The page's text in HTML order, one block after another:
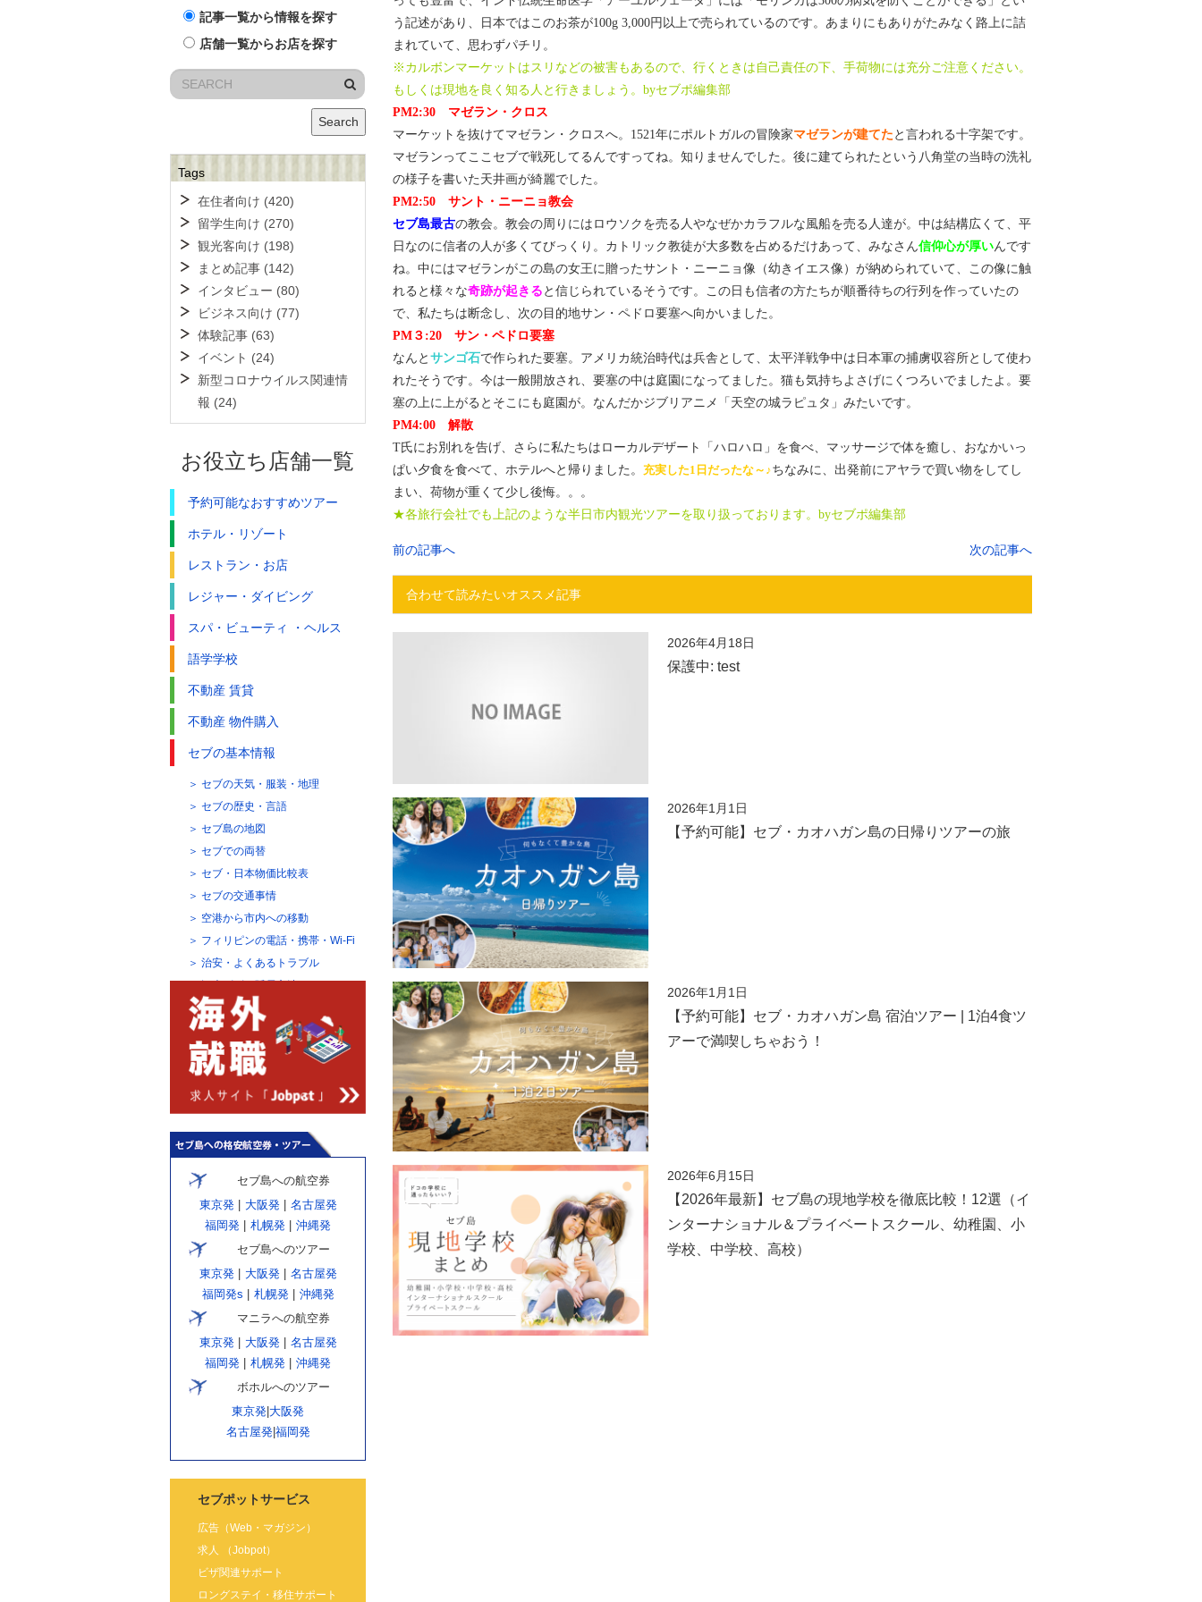
う記述があり、日本ではこのお茶が100g 3,000円以上で売られているのです。あまりにもありがたみなく路上に詰
まれていて、思わずパチリ。
※カルボンマーケットはスリなどの被害もあるので、行くときは自己責任の下、手荷物には充分ご注意ください。
もしくは現地を良く知る人と行きましょう。byセブポ編集部
PM2:30 マゼラン・クロス
マーケットを抜けてマゼラン・クロスへ。1521年にポルトガルの冒険家マゼランが建てた と言われる十字架です。
マゼランってここセブで戦死してるんですってね。知りませんでした。後に建てられたという八角堂の当時の洗礼
の様子を書いた天井画が綺麗でした。
PM2:50 サント・ニーニョ教会
セブ島最古の教会。教会の周りにはロウソクを売る人やなぜかカラフルな風船を売る人達が。中は結構広くて、平
日なのに信者の人が多くてびっくり。カトリック教徒が大多数を占めるだけあって、みなさん信仰心が厚いんです
ね。中にはマゼランがこの島の女王に贈ったサント・ニーニョ像（幼きイエス像）が納められていて、この像に触
れると様々な奇跡が起きる と信じられているそうです。この日も信者の方たちが順番待ちの行列を作っていたの
で、私たちは断念し、次の目的地サン・ペドロ要塞へ向かいました。
PM３:20 サン・ペドロ要塞
なんと サンゴ石で作られた要塞。アメリカ統治時代は兵舎として、太平洋戦争中は日本軍の捕虜収容所として使わ
れたそうです。今は一般開放され、要塞の中は庭園になってました。猫も気持ちよさげにくつろいでましたよ。要
塞の上に上がるとそこにも庭園が。なんだかジブリアニメ「天空の城ラピュタ」みたいです。
PM4:00 解散
T氏にお別れを告げ、さらに私たちはローカルデザート「ハロハロ」を食べ、マッサージで体を癒し、おなかいっ
ぱい夕食を食べて、ホテルへと帰りました。 充実した1日だったな～♪ちなみに、出発前にアヤラで買い物をしてし
まい、荷物が重くて少し後悔。。。
★各旅行会社でも上記のような半日市内観光ツアーを取り扱っております。byセブポ編集部
前の記事へ 次の記事へ
合わせて読みたいオススメ記事
2026年4月18日
保護中: test
2026年1月1日
【予約可能】セブ・カオハガン島の日帰りツアーの旅
2026年1月1日
【予約可能】セブ・カオハガン島 宿泊ツアー | 1泊4食ツ
アーで満喫しちゃおう！
2026年6月15日
【2026年最新】セブ島の現地学校を徹底比較！12選（イ
ンターナショナル＆プライベートスクール、幼稚園、小
学校、中学校、高校）
記事一覧から情報を探す
店舗一覧からお店を探す
Search
Tags
在住者向け (420)
留学生向け (270)
観光客向け (198)
まとめ記事 (142)
インタビュー (80)
ビジネス向け (77)
体験記事 (63)
イベント (24)
新型コロナウイルス関連情
報 (24)
お役立ち店舗一覧
予約可能なおすすめツアー
ホテル・リゾート
レストラン・お店
レジャー・ダイビング
スパ・ビューティ ・ヘルス
語学学校
不動産 賃貸
不動産 物件購入
セブの基本情報
セブの天気・服装・地理
セブの歴史・言語
セブ島の地図
セブでの両替
セブ・日本物価比較表
セブの交通事情
空港から市内への移動
フィリピンの電話・携帯・Wi-Fi
治安・よくあるトラブル
観光ビザの延長方法
セブ島への航空券
東京発| 大阪発| 名古屋発
福岡発
札幌発
沖縄発
セブ島へのツアー
東京発| 大阪発| 名古屋発
福岡発s
札幌発| 沖縄発
マニラへの航空券
東京発| 大阪発| 名古屋発
福岡発
札幌発
沖縄発
ボホルへのツアー
東京発 大阪発
名古屋発| 福岡発
セブポットサービス
広告（Web・マガジン）
求人 （Jobpot）
ビザ関連サポート
ロングステイ・移住サポート